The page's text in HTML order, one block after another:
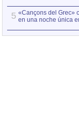
5 «Cançons del Grec»
en una noche única